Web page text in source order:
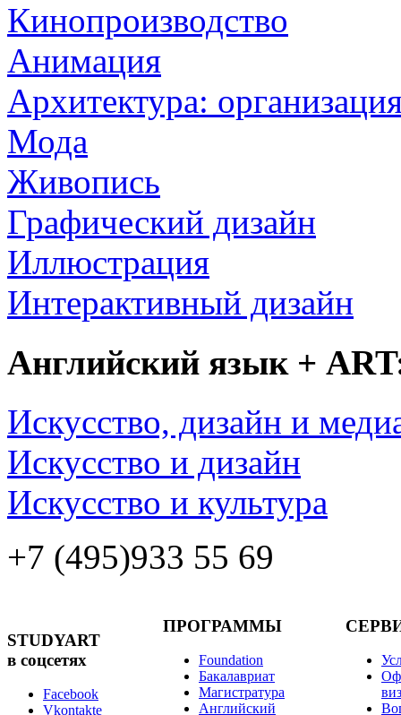
Кинопроизводство
Анимация
Архитектура:
Мода
Живопись
Графический дизайн
Иллюстрация
Интерактивный дизайн
Английский язык +
Искусство, дизайн и
Искусство и дизайн
Искусство и культура
+7 (495)933 55 69
STUDYART
в соцсетях
Facebook
Vkontakte
ПРОГРАММЫ
Foundation
Бакалавриат
Магистратура
Английский